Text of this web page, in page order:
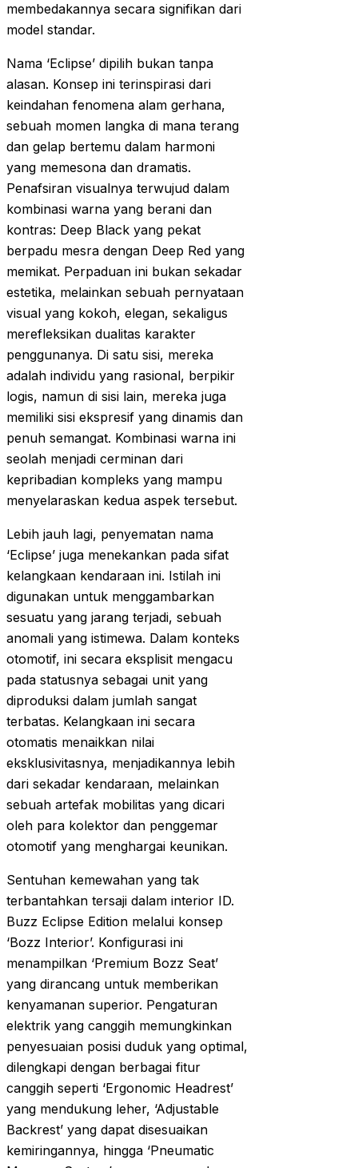
membedakannya secara signifikan dari
model standar.
Nama ‘Eclipse’ dipilih bukan tanpa
alasan. Konsep ini terinspirasi dari
keindahan fenomena alam gerhana,
sebuah momen langka di mana terang
dan gelap bertemu dalam harmoni
yang memesona dan dramatis.
Penafsiran visualnya terwujud dalam
kombinasi warna yang berani dan
kontras: Deep Black yang pekat
berpadu mesra dengan Deep Red yang
memikat. Perpaduan ini bukan sekadar
estetika, melainkan sebuah pernyataan
visual yang kokoh, elegan, sekaligus
merefleksikan dualitas karakter
penggunanya. Di satu sisi, mereka
adalah individu yang rasional, berpikir
logis, namun di sisi lain, mereka juga
memiliki sisi ekspresif yang dinamis dan
penuh semangat. Kombinasi warna ini
seolah menjadi cerminan dari
kepribadian kompleks yang mampu
menyelaraskan kedua aspek tersebut.
Lebih jauh lagi, penyematan nama
‘Eclipse’ juga menekankan pada sifat
kelangkaan kendaraan ini. Istilah ini
digunakan untuk menggambarkan
sesuatu yang jarang terjadi, sebuah
anomali yang istimewa. Dalam konteks
otomotif, ini secara eksplisit mengacu
pada statusnya sebagai unit yang
diproduksi dalam jumlah sangat
terbatas. Kelangkaan ini secara
otomatis menaikkan nilai
eksklusivitasnya, menjadikannya lebih
dari sekadar kendaraan, melainkan
sebuah artefak mobilitas yang dicari
oleh para kolektor dan penggemar
otomotif yang menghargai keunikan.
Sentuhan kemewahan yang tak
terbantahkan tersaji dalam interior ID.
Buzz Eclipse Edition melalui konsep
‘Bozz Interior’. Konfigurasi ini
menampilkan ‘Premium Bozz Seat’
yang dirancang untuk memberikan
kenyamanan superior. Pengaturan
elektrik yang canggih memungkinkan
penyesuaian posisi duduk yang optimal,
dilengkapi dengan berbagai fitur
canggih seperti ‘Ergonomic Headrest’
yang mendukung leher, ‘Adjustable
Backrest’ yang dapat disesuaikan
kemiringannya, hingga ‘Pneumatic